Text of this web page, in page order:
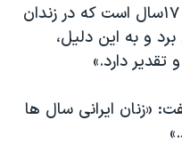
وی گفت: «این زن کرد نزدیک بە ١٧سال است کە در زندان
و بە این دلیل،
دارد.»
«زنان ایرانی سال ها